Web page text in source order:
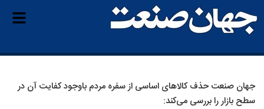
جهان صنعت حذف کالاهای اساسی از سفره مردم باوجود کفایت آن در
سطح بازار را بررسی می‌کند: